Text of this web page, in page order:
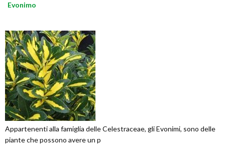
Evonimo
Appartenenti alla famiglia delle Celestraceae, gli Evonimi, sono delle
piante che possono avere un p